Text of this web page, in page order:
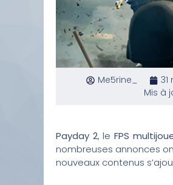
Me5rine_ 31
Mis à
Payday 2, leFPS
nombreuses annonces
nouveaux contenus